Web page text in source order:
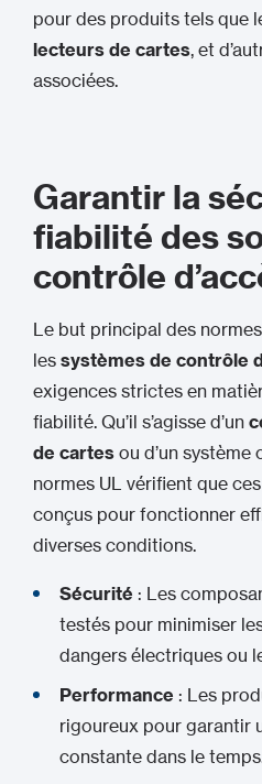
pour des produits tels que
lecteurs de cartes, et
associées.
Garantir la
fiabilité des
contrôle
Le but principal des
les systèmes de contrôle
exigences strictes en
fiabilité. Qu’il s’agisse d’un
de cartes ou d’un
normes UL vérifient que
conçus pour fonctionner
diverses conditions.
Sécurité : Les
testés pour minimiser
dangers électriques ou
Performance : Les
rigoureux pour garantir
constante dans le